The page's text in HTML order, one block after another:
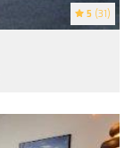
5 (31)